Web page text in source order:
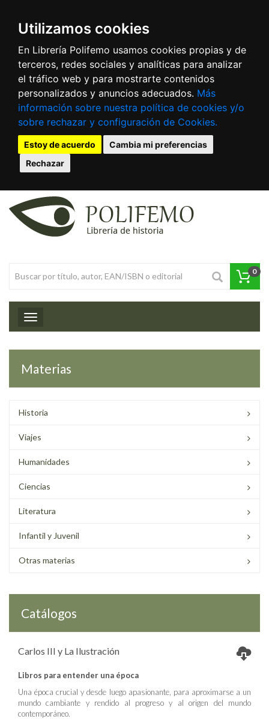
Utilizamos cookies
En Librería Polifemo usamos cookies propias y de
terceros, redes sociales y analíticas para analizar
el tráfico web y para mostrarte contenidos
personalizados y anuncios adecuados. Más
información sobre nuestra política de cookies y/o
sobre rechazar y configuración de Cookies.
Estoy de acuerdo
Cambia mi preferencias
Rechazar
0
Toggle navigation
Materias
Historia
Viajes
Humanidades
Ciencias
Literatura
Infantil y Juvenil
Otras materias
Catálogos
Carlos III y La Ilustración
Libros para entender una época
Una época crucial y desde luego apasionante, para aproximarse a un
mundo cambiante y rendido al progreso y al origen del mundo
contemporáneo.